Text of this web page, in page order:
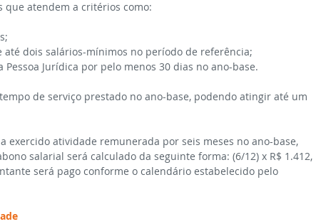
atendem a critérios como:
dois salários-mínimos no período de referência;
Jurídica por pelo menos 30 dias no ano-base.
de serviço prestado no ano-base, podendo atingir até um
exercido atividade remunerada por seis meses no ano-base,
salarial será calculado da seguinte forma: (6/12) x R$ 1.412,
será pago conforme o calendário estabelecido pelo